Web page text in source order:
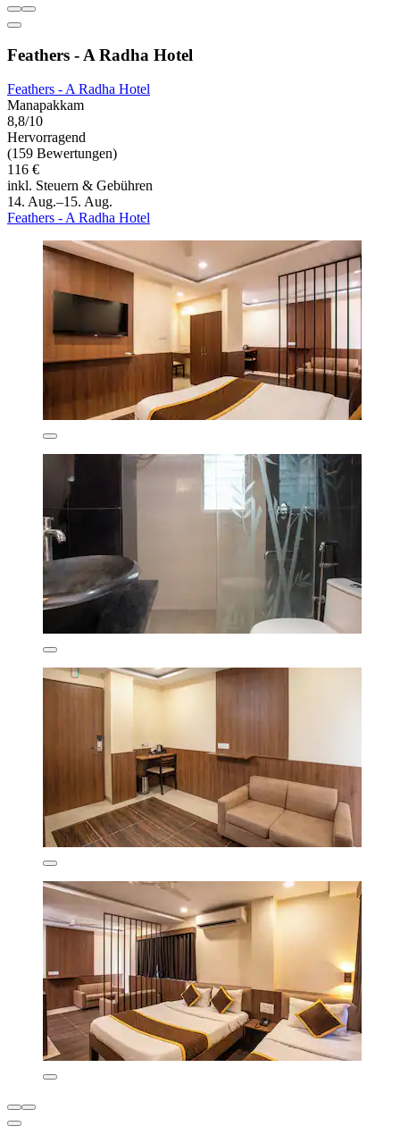
Feathers - A Radha Hotel
Feathers - A Radha Hotel
Manapakkam
8,8/10
Hervorragend
(159 Bewertungen)
116 €
inkl. Steuern & Gebühren
14. Aug.–15. Aug.
Feathers - A Radha Hotel